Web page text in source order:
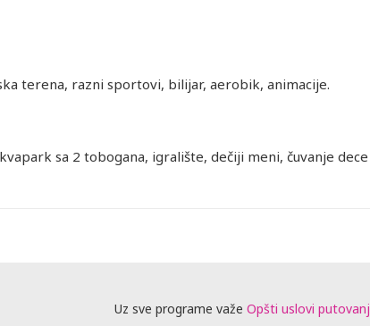
terena, razni sportovi, bilijar, aerobik, animacije.
sa 2 tobogana, igralište, dečiji meni, čuvanje
Uz sve programe važe Opšti uslovi